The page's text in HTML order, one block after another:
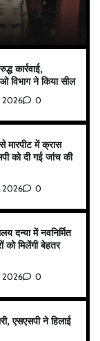
कार्रवाई,
विभाग ने किया सील
2026 0
मारपीट में क्रास
को दी गई जांच की
2026 0
दन्या में नवनिर्मित
को मिलेंगी बेहतर
2026 0
एसएसपी ने हिलाई